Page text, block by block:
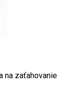
na zaťahovanie